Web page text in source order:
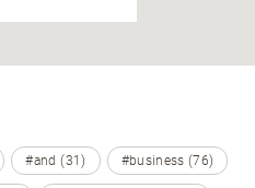
#and (31) #business (76)